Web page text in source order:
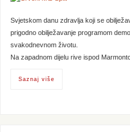
Svjetskom danu zdravlja koji se
prigodno obilježavanje programom
svakodnevnom životu.
Na zapadnom dijelu rive ispod
Saznaj više